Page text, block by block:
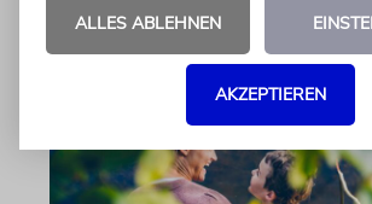
06.08.2026
ALLES ABLEHNEN
AKZEPTIEREN